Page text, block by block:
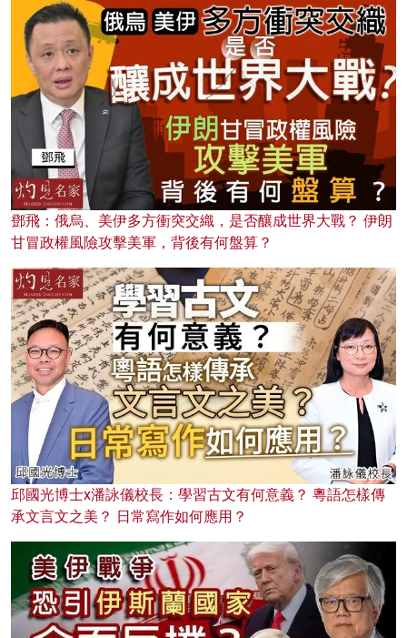
鄧飛：俄烏、美伊多方衝突交織，是否釀成世界大戰？ 伊朗
甘冒政權風險攻擊美軍，背後有何盤算？
邱國光博士x潘詠儀校長：學習古文有何意義？ 粵語怎樣傳
承文言文之美？ 日常寫作如何應用？